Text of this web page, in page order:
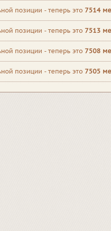
позиции - теперь это 7514
позиции - теперь это 7513
позиции - теперь это 7508
позиции - теперь это 7505